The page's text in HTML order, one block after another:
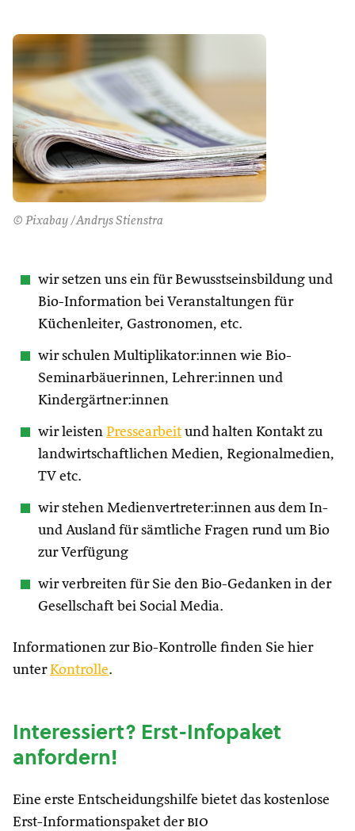
© Pixabay /Andrys Stienstra
wir setzen uns ein für Bewusstseinsbildung und
Bio-Information bei Veranstaltungen für
Küchenleiter, Gastronomen, etc.
wir schulen Multiplikator:innen wie Bio-
Seminarbäuerinnen, Lehrer:innen und
Kindergärtner:innen
wir leisten Pressearbeit und halten Kontakt zu
landwirtschaftlichen Medien, Regionalmedien,
TV etc.
wir stehen Medienvertreter:innen aus dem In-
und Ausland für sämtliche Fragen rund um Bio
zur Verfügung
wir verbreiten für Sie den Bio-Gedanken in der
Gesellschaft bei Social Media.
Informationen zur Bio-Kontrolle finden Sie hier
unterKontrolle.
Interessiert? Erst-Infopaket
anfordern!
Eine erste Entscheidungshilfe bietet das kostenlose
Erst-Informationspaket der bio